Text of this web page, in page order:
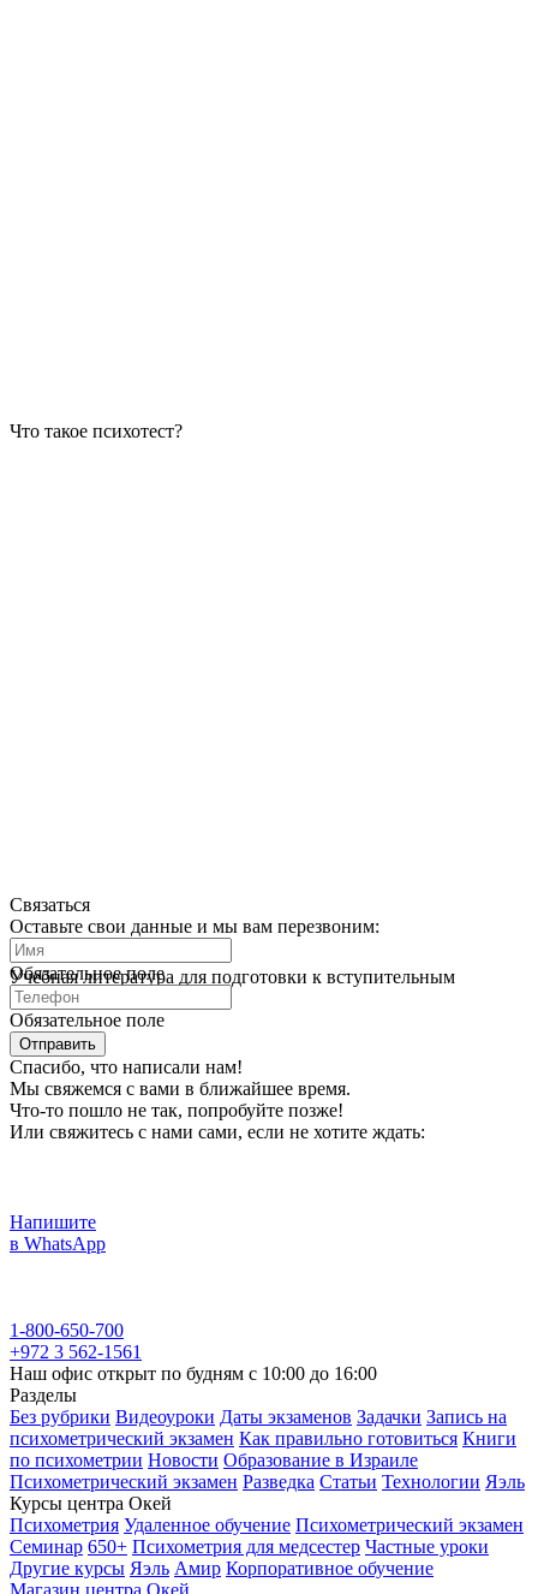
Что такое психотест?
Учебная литература для подготовки к вступительным
экзаменам в вузы Израиля
Связаться
Оставьте свои данные и мы вам перезвоним:
Обязательное поле
Обязательное поле
Отправить
Спасибо, что написали нам!
Мы свяжемся с вами в ближайшее время.
Что-то пошло не так, попробуйте позже!
Или свяжитесь с нами сами, если не хотите ждать:
Напишите
в WhatsApp
1-800-650-700
+972 3 562-1561
Наш офис открыт по будням с 10:00 до 16:00
Разделы
Без рубрики Видеоуроки Даты экзаменов Задачки Запись на
психометрический экзамен Как правильно готовиться Книги
по психометрии Новости Образование в Израиле
Психометрический экзамен Разведка Статьи Технологии Яэль
Курсы центра Окей
Психометрия Удаленное обучение Психометрический экзамен
Семинар 650+ Психометрия для медсестер Частные уроки
Другие курсы Яэль Амир Корпоративное обучение